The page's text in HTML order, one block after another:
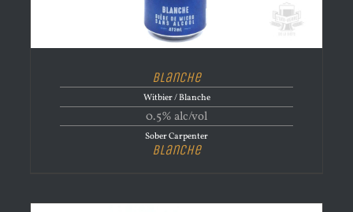
Blanche
Witbier / Blanche
0.5% alc/vol
Sober Carpenter
Blanche